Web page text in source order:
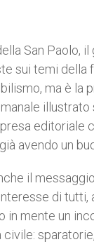
San
sui temi della
ma è la
editoriale
avendo un
il
di
in mente un